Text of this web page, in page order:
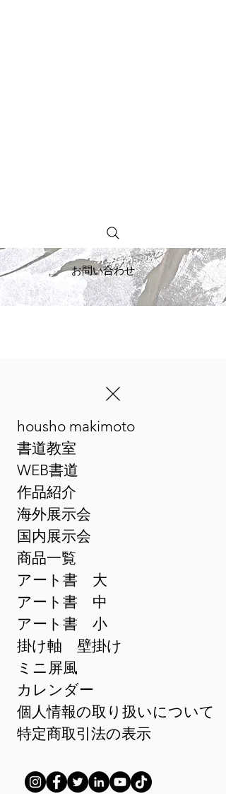
お問い合わせ
housho makimoto
書道教室
WEB書道
作品紹介
海外展示会
国内展示会
商品一覧
アート書 大
アート書 中
アート書 小
掛け軸 壁掛け
ミニ屏風
カレンダー
個人情報の取り扱いについて
特定商取引法の表示